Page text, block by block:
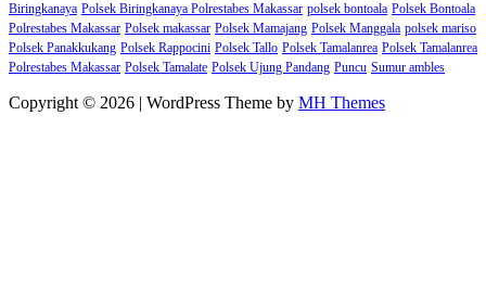
Biringkanaya Polsek Biringkanaya Polrestabes Makassar polsek bontoala Polsek Bontoala
Polrestabes Makassar Polsek makassar Polsek Mamajang Polsek Manggala polsek mariso
Polsek Panakkukang Polsek Rappocini Polsek Tallo Polsek Tamalanrea Polsek Tamalanrea
Polrestabes Makassar Polsek Tamalate Polsek Ujung Pandang Puncu Sumur ambles
Copyright © 2026 | WordPress Theme by MH Themes